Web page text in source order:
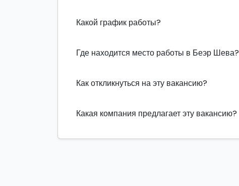
Какой график работы?
Где находится место работы в Беэр Шева?
Как откликнуться на эту вакансию?
Какая компания предлагает эту вакансию?